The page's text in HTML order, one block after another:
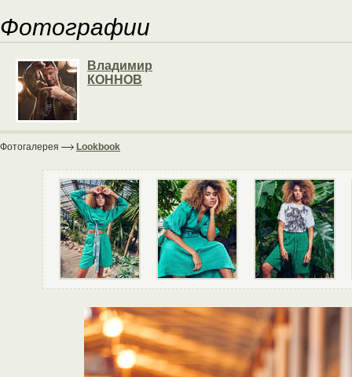
Фотографии
Владимир
КОННОВ
Фотогалерея Lookbook